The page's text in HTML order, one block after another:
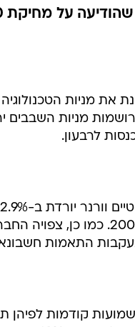
את מניות
לרבעון.